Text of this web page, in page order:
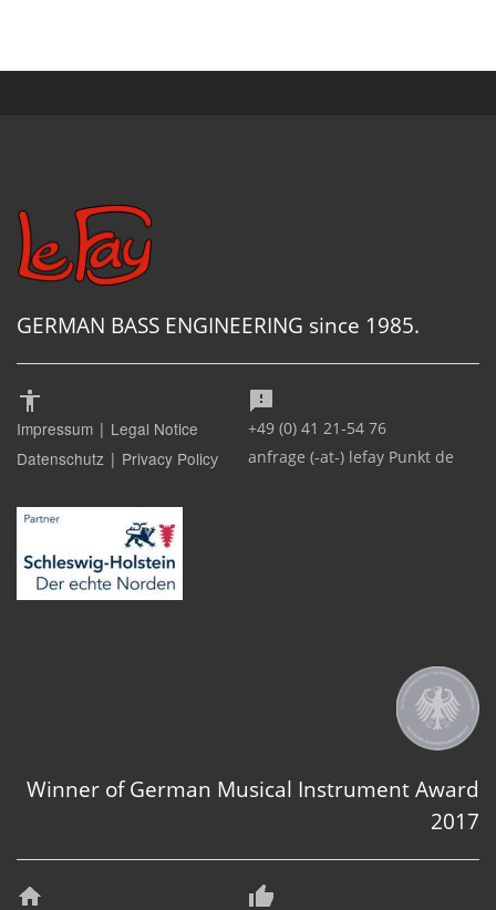
GERMAN BASS ENGINEERING since 1985.
Impressum | Legal Notice
Datenschutz | Privacy Policy
+49 (0) 41 21-54 76
anfrage (-at-) lefay Punkt de
Winner of German Musical Instrument Award
2017